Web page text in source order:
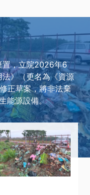
置，立院2026年6
》（更名為《資源
正草案，將非法棄
能源設備。